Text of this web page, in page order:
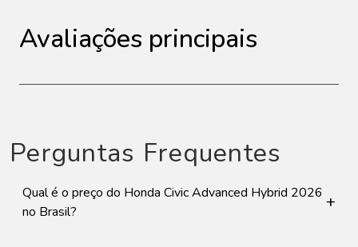
Avaliações principais
Perguntas Frequentes
Qual é o preço do Honda Civic Advanced Hybrid 2026
no Brasil?
+